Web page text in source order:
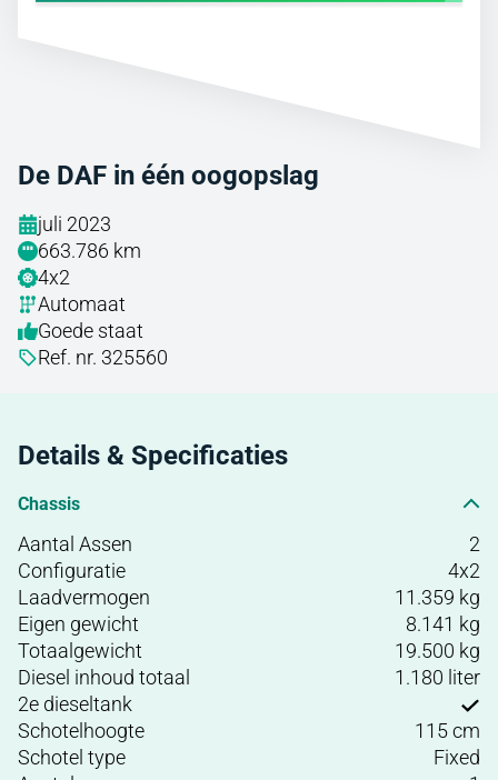
De DAF in één oogopslag
juli 2023
663.786 km
4x2
Automaat
Goede staat
Ref. nr. 325560
Details & Specificaties
Chassis
Aantal Assen
2
Configuratie
4x2
Laadvermogen
11.359 kg
Eigen gewicht
8.141 kg
Totaalgewicht
19.500 kg
Diesel inhoud totaal
1.180 liter
2e dieseltank
Schotelhoogte
115 cm
Schotel type
Fixed